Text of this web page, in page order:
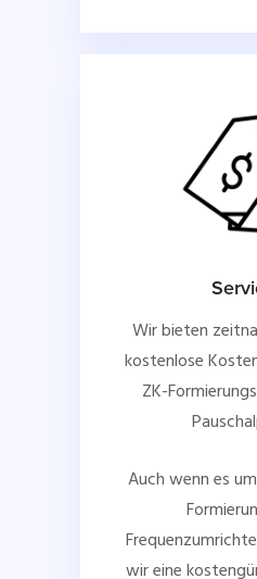
Wir bieten
kostenlose
ZK-
Auch wenn es
wir eine